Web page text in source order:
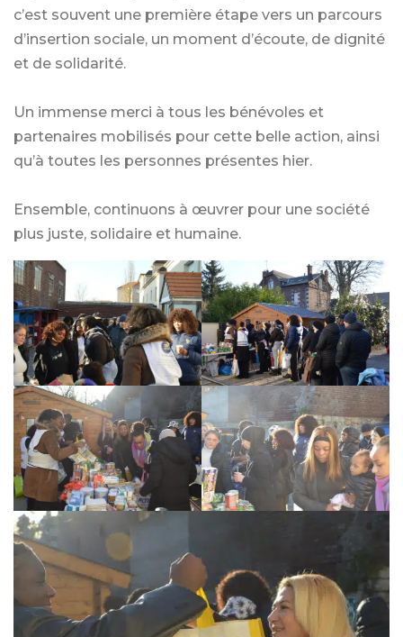
c’est souvent une première étape vers un parcours
d’insertion sociale, un moment d’écoute, de dignité
et de solidarité.
Un immense merci à tous les bénévoles et
partenaires mobilisés pour cette belle action, ainsi
qu’à toutes les personnes présentes hier.
Ensemble, continuons à œuvrer pour une société
plus juste, solidaire et humaine.